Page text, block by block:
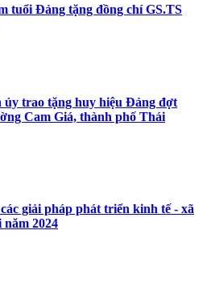
tuổi Đảng tặng đồng chí GS.TS
trao tặng huy hiệu Đảng đợt
Cam Giá, thành phố Thái
giải pháp phát triển kinh tế - xã
2024